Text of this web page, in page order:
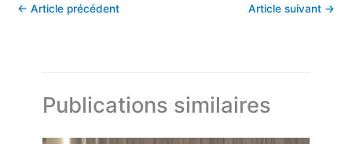
← Article précédent Article suivant →
Publications similaires